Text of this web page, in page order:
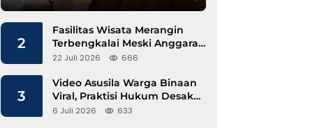
2
Fasilitas Wisata Merangin
Terbengkalai Meski Anggaran
Perawatan Terus Mengalir
22 Juli 2026 666
3
Video Asusila Warga Binaan
Viral, Praktisi Hukum Desak
Evaluasi Lapas Tanjung Raja
6 Juli 2026 633